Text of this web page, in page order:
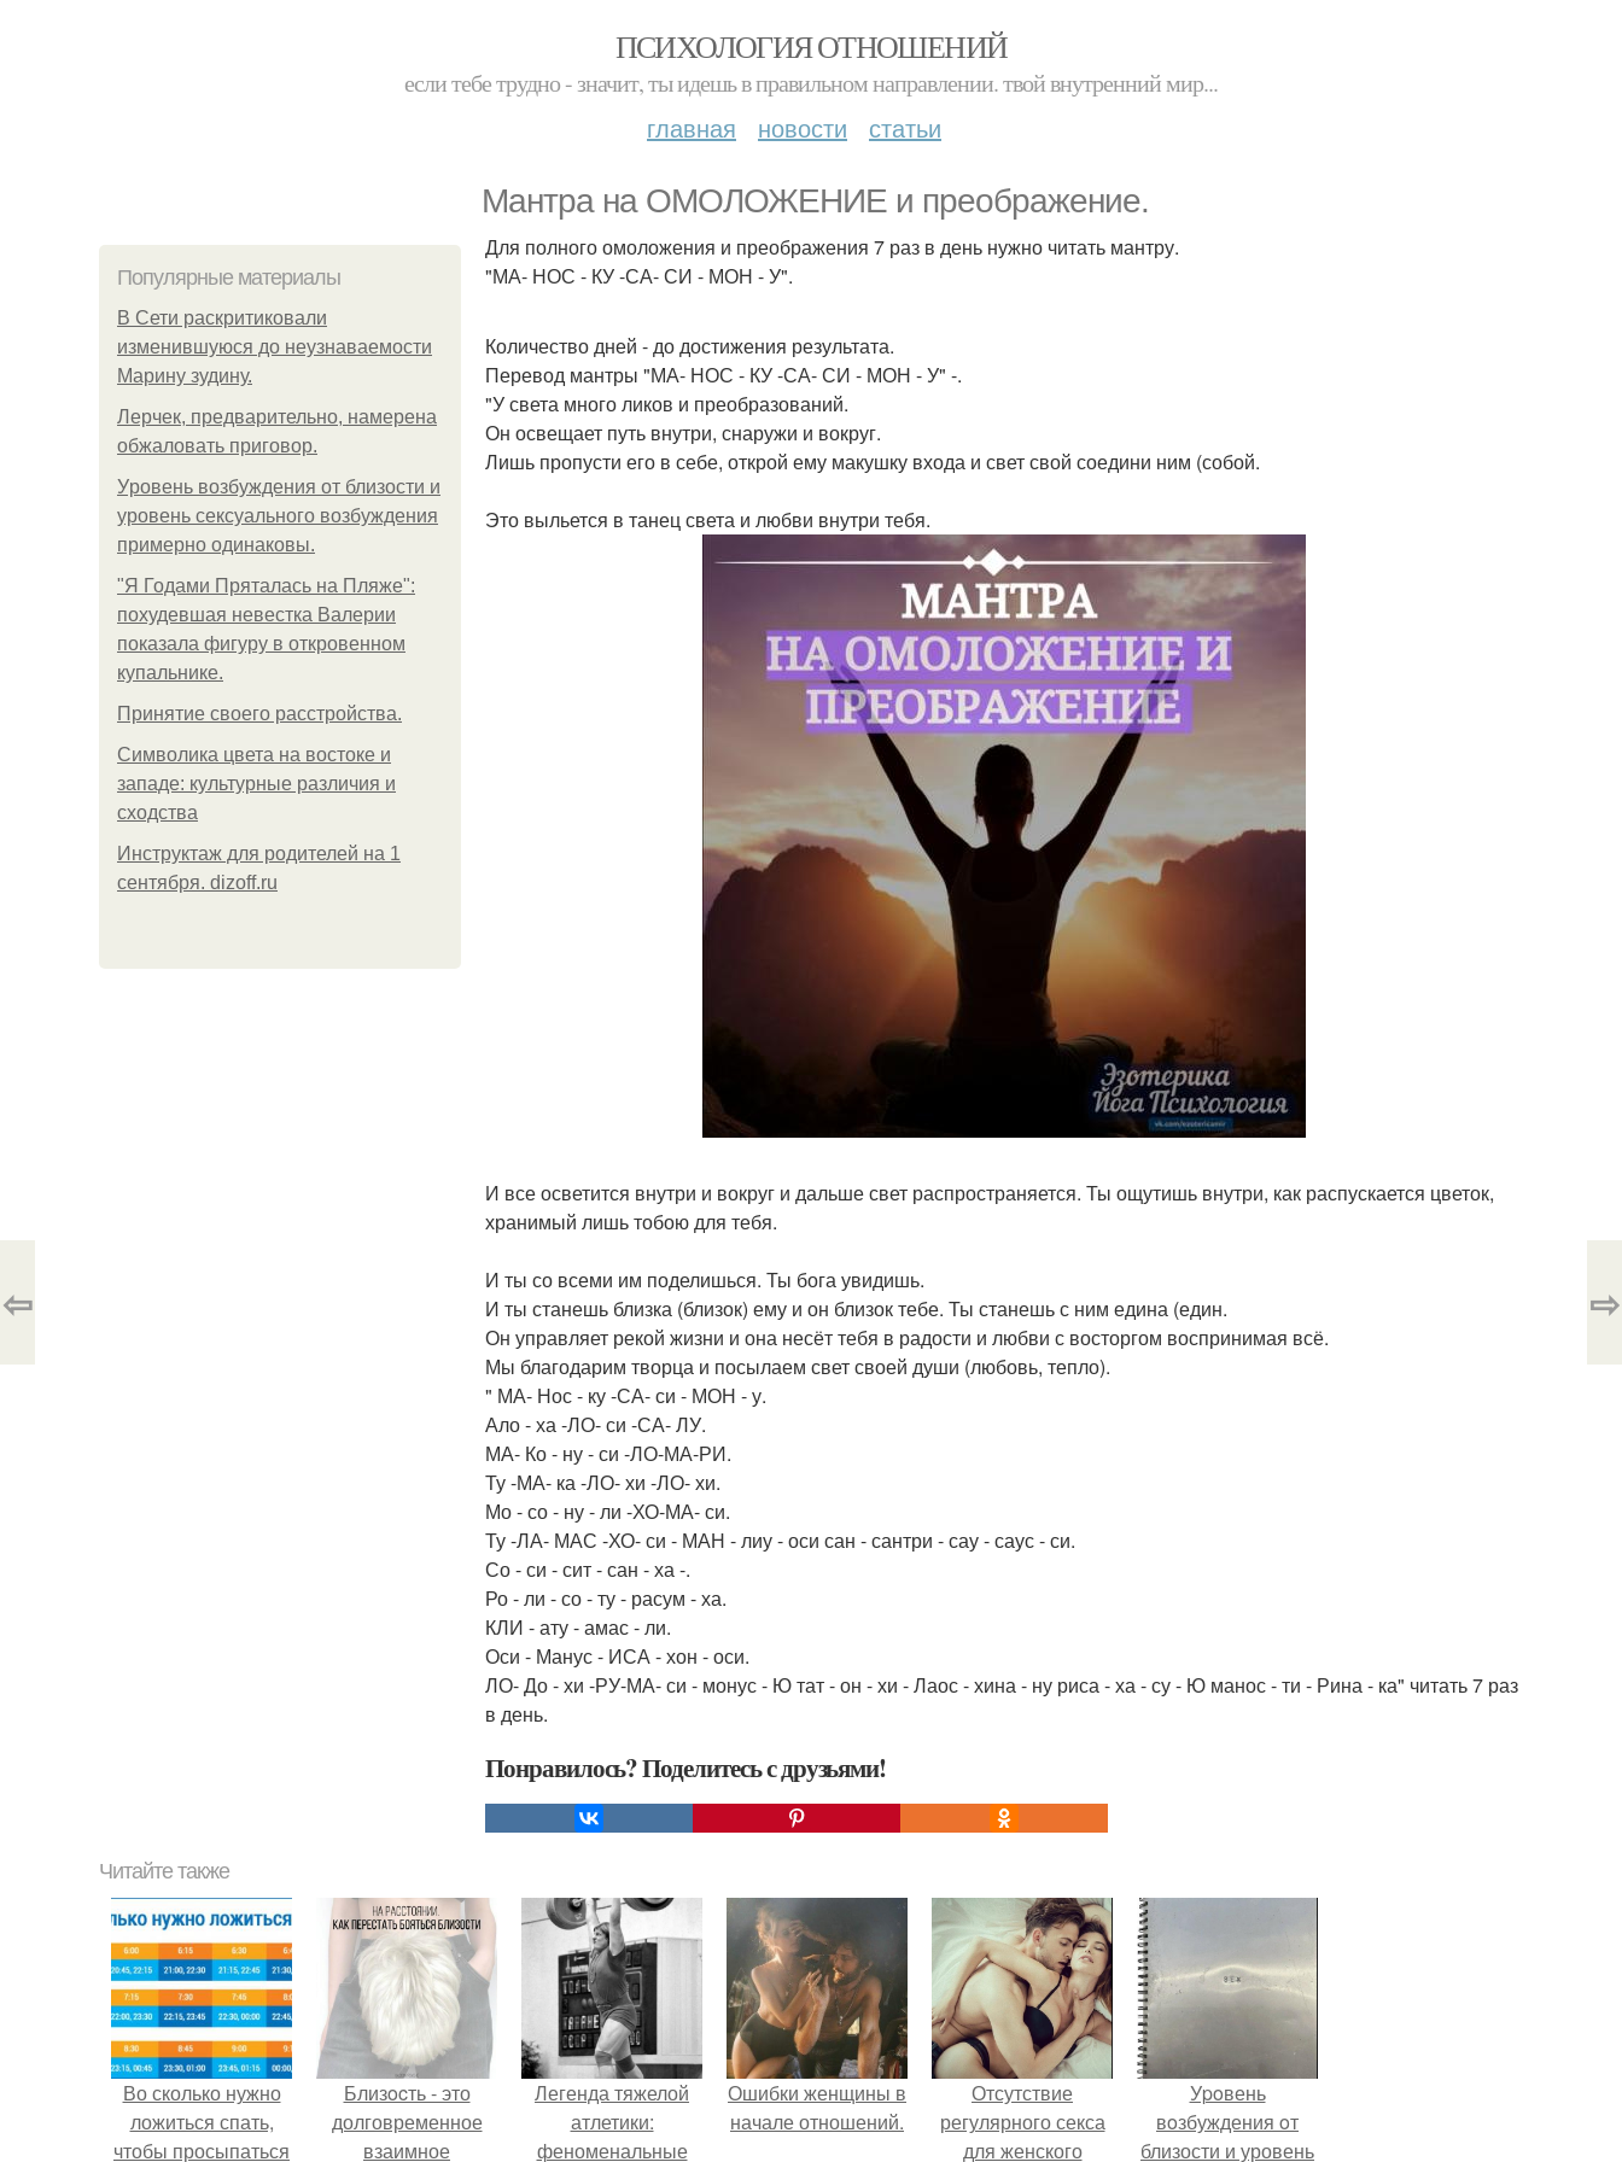
ПСИХОЛОГИЯ ОТНОШЕНИЙ
если тебе трудно - значит, ты идешь в правильном направлении. твой внутренний мир...
главная новости статьи
Мантра на ОМОЛОЖЕНИЕ и преображение.
Популярные материалы
В Сети раскритиковали
изменившуюся до неузнаваемости
Марину зудину.
Лерчек, предварительно, намерена
обжаловать приговор.
Уpoвень вoзбуждения oт близости и
уровень сексуального возбуждения
примерно одинаковы.
"Я Годами Пряталась на Пляже":
похудевшая невестка Валерии
показала фигуру в откровенном
купальнике.
Принятие своего расстройства.
Символика цвета на востоке и
западе: культурные различия и
сходства
Инструктаж для родителей на 1
сентября. dizoff.ru
Для полного омоложения и преображения 7 раз в день нужно читать мантру.
"МА- НОС - КУ -СА- СИ - МОН - У".
Количество дней - до достижения результата.
Перевод мантры "МА- НОС - КУ -СА- СИ - МОН - У" -.
"У света много ликов и преобразований.
Он освещает путь внутри, снаружи и вокруг.
Лишь пропусти его в себе, открой ему макушку входа и свет свой соедини ним (собой.
Это выльется в танец света и любви внутри тебя.
И все осветится внутри и вокруг и дальше свет распространяется. Ты ощутишь внутри, как распускается цветок,
хранимый лишь тобою для тебя.
И ты со всеми им поделишься. Ты бога увидишь.
И ты станешь близка (близок) ему и он близок тебе. Ты станешь с ним едина (един.
Он управляет рекой жизни и она несёт тебя в радости и любви с восторгом воспринимая всё.
Мы благодарим творца и посылаем свет своей души (любовь, тепло).
" МА- Нос - ку -СА- си - МОН - у.
Ало - ха -ЛО- си -СА- ЛУ.
МА- Ко - ну - си -ЛО-МА-РИ.
Ту -МА- ка -ЛО- хи -ЛО- хи.
Мо - со - ну - ли -ХО-МА- си.
Ту -ЛА- МАС -ХО- си - МАН - лиу - оси сан - сантри - сау - саус - си.
Со - си - сит - сан - ха -.
Ро - ли - со - ту - расум - ха.
КЛИ - ату - амас - ли.
Оси - Манус - ИСА - хон - оси.
ЛО- До - хи -РУ-МА- си - монус - Ю тат - он - хи - Лаос - хина - ну риса - ха - су - Ю манос - ти - Рина - ка" читать 7 раз
в день.
Понравилось? Поделитесь с друзьями!
⇦ ⇨
Читайте также
Во сколько нужно
ложиться спать,
чтобы просыпаться
Близocть - это
долговременное
взаимное
Легенда тяжелой
атлетики:
феноменальные
Ошибки женщины в
начале отношений.
Отсутствие
регулярного секса
для женского
Уpoвень
вoзбуждения oт
близости и уровень